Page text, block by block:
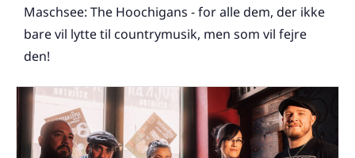
Maschsee: The Hoochigans - for alle dem, der ikke
bare vil lytte til countrymusik, men som vil fejre
den!